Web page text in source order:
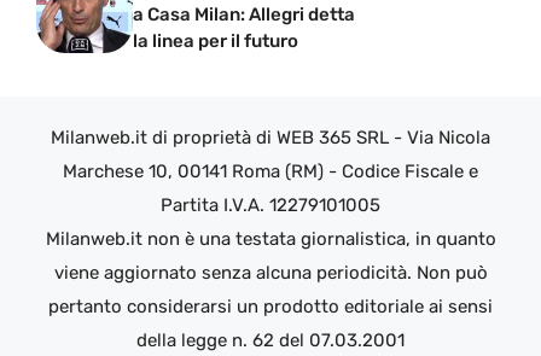
a Casa Milan: Allegri detta
la linea per il futuro
Milanweb.it di proprietà di WEB 365 SRL - Via Nicola
Marchese 10, 00141 Roma (RM) - Codice Fiscale e
Partita I.V.A. 12279101005
Milanweb.it non è una testata giornalistica, in quanto
viene aggiornato senza alcuna periodicità. Non può
pertanto considerarsi un prodotto editoriale ai sensi
della legge n. 62 del 07.03.2001